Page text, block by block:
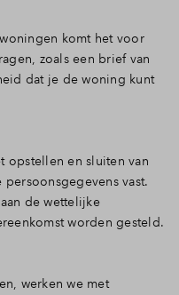
komt het voor
zoals een brief van
dat je de woning kunt
opstellen en sluiten van
vast.
de wettelijke
worden gesteld.
werken we met